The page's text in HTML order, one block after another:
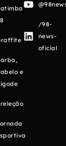
e
/98-
news-
oficial